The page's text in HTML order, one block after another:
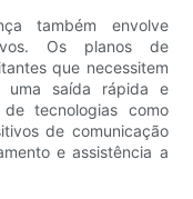
também envolve
Os planos de
que necessitem
uma saída rápida e
tecnologias como
de comunicação
e assistência a